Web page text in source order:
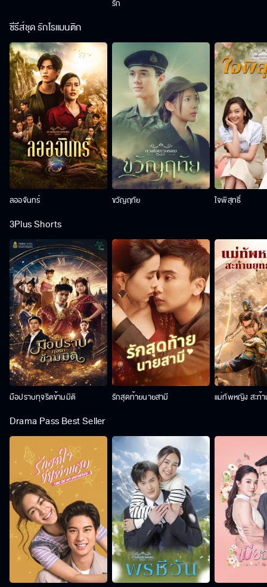
รัก
ซีรีส์ชุด รักโรแมนติก
ลออจันทร์ ขวัญฤทัย ใจพิสุทธิ์
3Plus Shorts
มือปราบทุจริตข้ามมิติ รักสุดท้ายนายสามี แม่ทัพหญิง สะท้
Drama Pass Best Seller